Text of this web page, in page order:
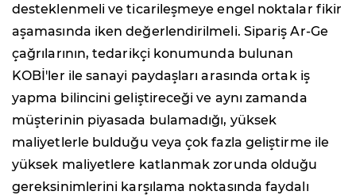
desteklenmeli ve ticarileşmeye engel noktalar fikir
aşamasında iken değerlendirilmeli. Sipariş Ar-Ge
çağrılarının, tedarikçi konumunda bulunan
KOBİ'ler ile sanayi paydaşları arasında ortak iş
yapma bilincini geliştireceği ve aynı zamanda
müşterinin piyasada bulamadığı, yüksek
maliyetlerle bulduğu veya çok fazla geliştirme ile
yüksek maliyetlere katlanmak zorunda olduğu
gereksinimlerini karşılama noktasında faydalı